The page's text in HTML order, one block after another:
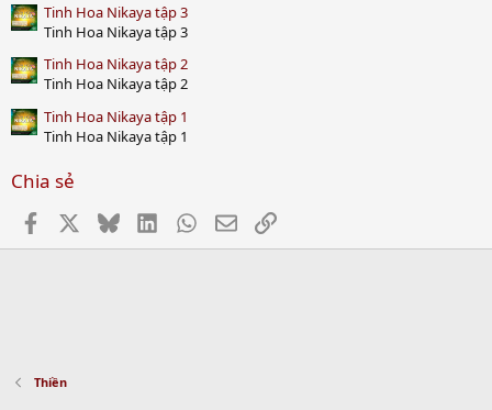
Tinh Hoa Nikaya tập 3
Tinh Hoa Nikaya tập 3
Tinh Hoa Nikaya tập 2
Tinh Hoa Nikaya tập 2
Tinh Hoa Nikaya tập 1
Tinh Hoa Nikaya tập 1
Chia sẻ
Facebook BlueskyLinkedInWhatsApp
EmailLink
Thiền